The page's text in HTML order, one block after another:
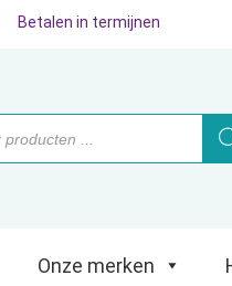
merken Hoe
Betalen in termijnen
Onze merken